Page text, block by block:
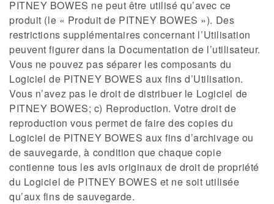
PITNEY BOWES ne peut être utilisé qu’avec ce
produit (le « Produit de PITNEY BOWES »). Des
restrictions supplémentaires concernant l’Utilisation
peuvent figurer dans la Documentation de l’utilisateur.
Vous ne pouvez pas séparer les composants du
Logiciel de PITNEY BOWES aux fins d’Utilisation.
Vous n’avez pas le droit de distribuer le Logiciel de
PITNEY BOWES; c) Reproduction. Votre droit de
reproduction vous permet de faire des copies du
Logiciel de PITNEY BOWES aux fins d’archivage ou
de sauvegarde, à condition que chaque copie
contienne tous les avis originaux de droit de propriété
du Logiciel de PITNEY BOWES et ne soit utilisée
qu’aux fins de sauvegarde.